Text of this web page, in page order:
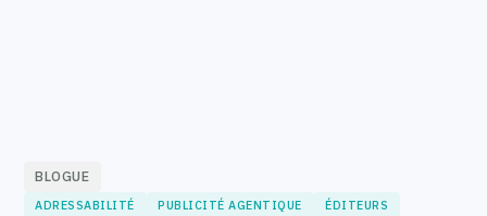
BLOGUE
ADRESSABILITÉ PUBLICITÉ AGENTIQUE ÉDITEURS